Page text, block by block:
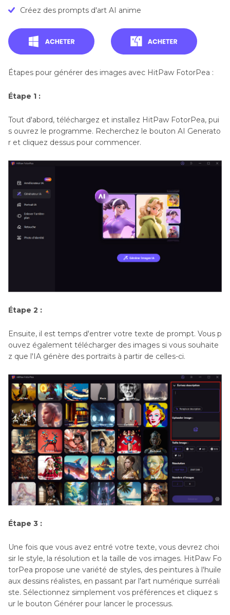
Créez des prompts d'art AI anime
Étapes pour générer des images avec HitPaw FotorPea :
Étape 1 :
Tout d'abord, téléchargez et installez HitPaw FotorPea, pui
s ouvrez le programme. Recherchez le bouton AI Generato
r et cliquez dessus pour commencer.
Étape 2 :
Ensuite, il est temps d'entrer votre texte de prompt. Vous p
ouvez également télécharger des images si vous souhaite
z que l'IA génère des portraits à partir de celles-ci.
Étape 3 :
Une fois que vous avez entré votre texte, vous devrez choi
sir le style, la résolution et la taille de vos images. HitPaw Fo
torPea propose une variété de styles, des peintures à l'huile
aux dessins réalistes, en passant par l'art numérique surréali
ste. Sélectionnez simplement vos préférences et cliquez s
ur le bouton Générer pour lancer le processus.